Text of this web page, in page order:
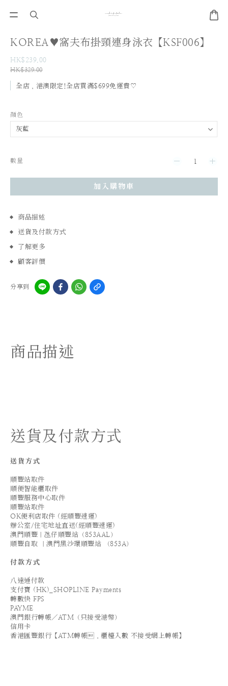
KOREA♥窩夫布掛頸連身泳衣【KSF006】
HK$239.00
HK$329.00
全店，港澳限定!全店買滿$699免運費♡
顏色
數量
加入購物車
商品描述
送貨及付款方式
了解更多
顧客評價
分享到
商品描述
送貨及付款方式
送貨方式
順豐站取件
順便智能櫃取件
順豐服務中心取件
順豐站取件
OK便利店取件 (經順豐速運)
辦公室/住宅地址直送(經順豐速運)
澳門順豐｜氹仔順豐站（853AAL）
順豐自取 ｜澳門黑沙環順豐站 （853A）
付款方式
八達通付款
支付寶 (HK)_SHOPLINE Payments
轉數快 FPS
PAYME
澳門銀行轉帳／ATM（只接受港幣）
信用卡
香港匯豐銀行【ATM轉帳．櫃檯入數 不接受網上轉帳】